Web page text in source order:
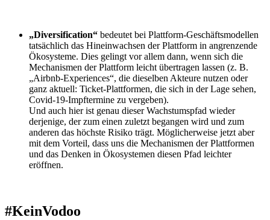
„Diversification“ bedeutet bei Plattform-Geschäftsmodellen
tatsächlich das Hineinwachsen der Plattform in angrenzende
Ökosysteme. Dies gelingt vor allem dann, wenn sich die
Mechanismen der Plattform leicht übertragen lassen (z. B.
„Airbnb-Experiences“, die dieselben Akteure nutzen oder
ganz aktuell: Ticket-Plattformen, die sich in der Lage sehen,
Covid-19-Impftermine zu vergeben).
Und auch hier ist genau dieser Wachstumspfad wieder
derjenige, der zum einen zuletzt begangen wird und zum
anderen das höchste Risiko trägt. Möglicherweise jetzt aber
mit dem Vorteil, dass uns die Mechanismen der Plattformen
und das Denken in Ökosystemen diesen Pfad leichter
eröffnen.
#KeinVodoo